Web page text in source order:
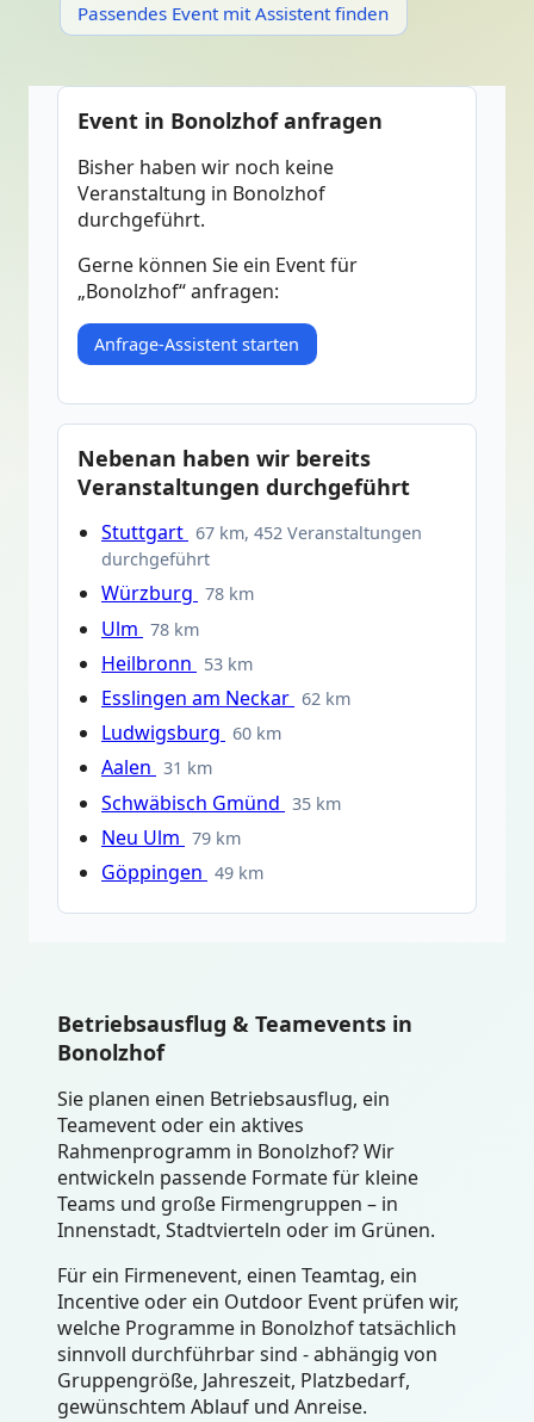
Passendes Event mit Assistent finden
Event in Bonolzhof anfragen
Bisher haben wir noch keine
Veranstaltung in Bonolzhof
durchgeführt.
Gerne können Sie ein Event für
„Bonolzhof“ anfragen:
Anfrage-Assistent starten
Nebenan haben wir bereits
Veranstaltungen durchgeführt
Stuttgart 67 km, 452 Veranstaltungen
durchgeführt
Würzburg 78 km
Ulm 78 km
Heilbronn 53 km
Esslingen am Neckar 62 km
Ludwigsburg 60 km
Aalen 31 km
Schwäbisch Gmünd 35 km
Neu Ulm 79 km
Göppingen 49 km
Betriebsausflug & Teamevents in
Bonolzhof
Sie planen einen Betriebsausflug, ein
Teamevent oder ein aktives
Rahmenprogramm in Bonolzhof? Wir
entwickeln passende Formate für kleine
Teams und große Firmengruppen – in
Innenstadt, Stadtvierteln oder im Grünen.
Für ein Firmenevent, einen Teamtag, ein
Incentive oder ein Outdoor Event prüfen wir,
welche Programme in Bonolzhof tatsächlich
sinnvoll durchführbar sind - abhängig von
Gruppengröße, Jahreszeit, Platzbedarf,
gewünschtem Ablauf und Anreise.